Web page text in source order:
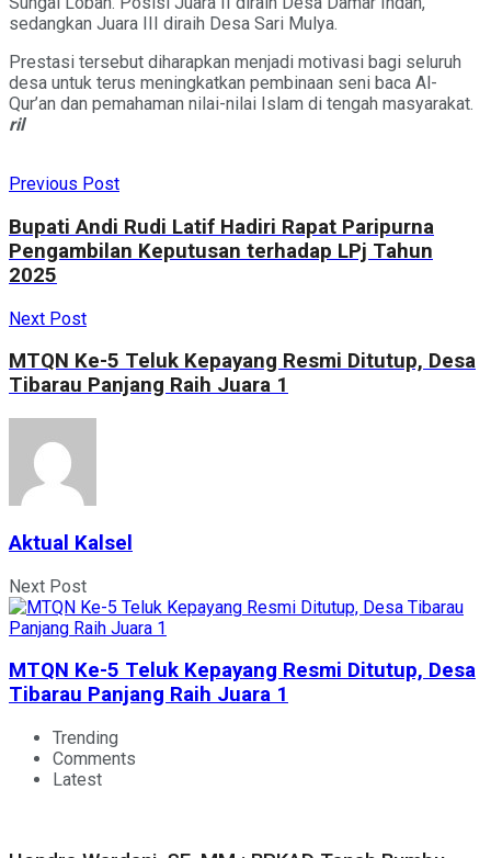
sedangkan Juara III diraih Desa Sari Mulya.
Prestasi tersebut diharapkan menjadi motivasi bagi seluruh
desa untuk terus meningkatkan pembinaan seni baca Al-
Qur’an dan pemahaman nilai-nilai Islam di tengah masyarakat.
ril
Previous Post
Bupati Andi Rudi Latif Hadiri Rapat Paripurna
Pengambilan Keputusan terhadap LPj Tahun
2025
Next Post
MTQN Ke-5 Teluk Kepayang Resmi Ditutup, Desa
Tibarau Panjang Raih Juara 1
Aktual Kalsel
Next Post
MTQN Ke-5 Teluk Kepayang Resmi Ditutup, Desa
Tibarau Panjang Raih Juara 1
Trending
Comments
Latest